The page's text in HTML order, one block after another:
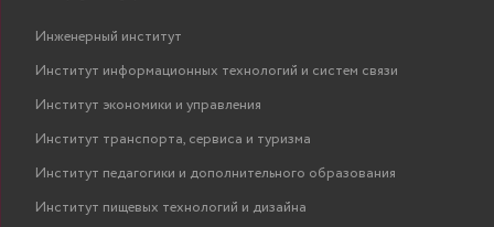
Инженерный институт
Институт информационных технологий и систем связи
Институт экономики и управления
Институт транспорта, сервиса и туризма
Институт педагогики и дополнительного образования
Институт пищевых технологий и дизайна